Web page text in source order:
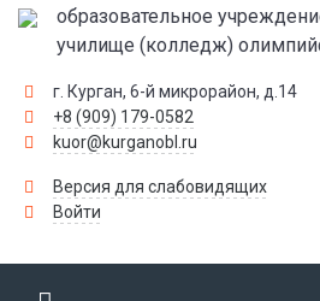
образовательное
училище (колледж)
г. Курган, 6-й микрорайон, д.14
+8 (909) 179-0582
kuor@kurganobl.ru
Версия для слабовидящих
Войти